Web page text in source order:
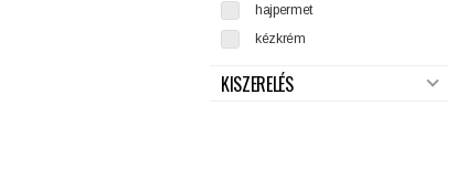
hajpermet
kézkrém
KISZERELÉS